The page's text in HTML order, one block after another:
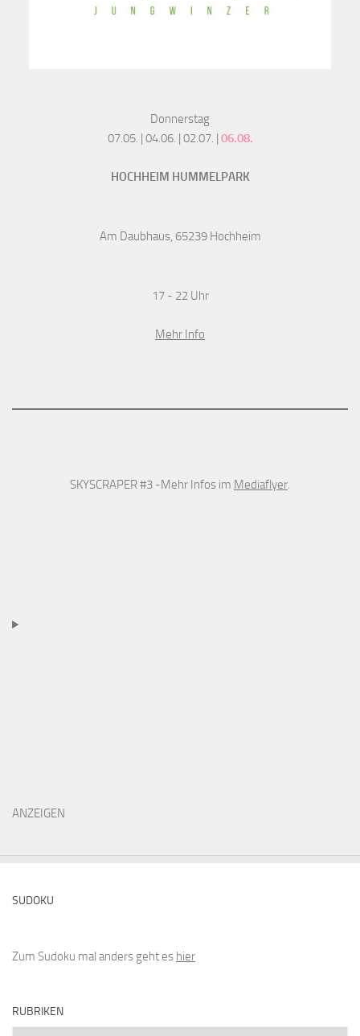
Donnerstag
07.05. | 04.06. | 02.07. | 06.08.
HOCHHEIM HUMMELPARK
Am Daubhaus, 65239 Hochheim
17 - 22 Uhr
Mehr Info
SKYSCRAPER #3 -Mehr Infos im Mediaflyer.
ANZEIGEN
SUDOKU
Zum Sudoku mal anders geht es hier
RUBRIKEN